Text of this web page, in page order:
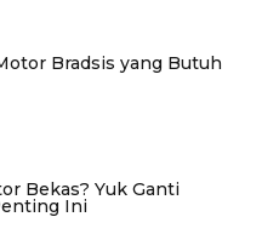
Bradsis yang Butuh
Bekas? Yuk Ganti
Ini